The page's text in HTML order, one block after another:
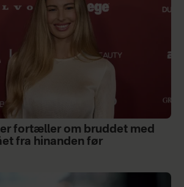
fortæller om bruddet med
fra hinanden før